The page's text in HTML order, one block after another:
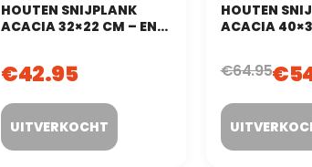
HOUTEN SNIJPLANK
ACACIA 32×22 CM – END
€42.95
HOUTEN
ACACIA
€64.95€